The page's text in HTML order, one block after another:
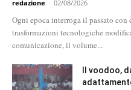
redazione - 02/08/2026
Ogni epoca interroga il passato
trasformazioni tecnologiche
comunicazione, il volume...
Il voodoo,